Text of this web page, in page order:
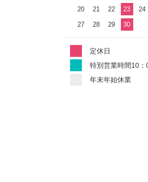
20 21 22 23 24
27 28 29 30
定休日
特別営業時間10
年末年始休業